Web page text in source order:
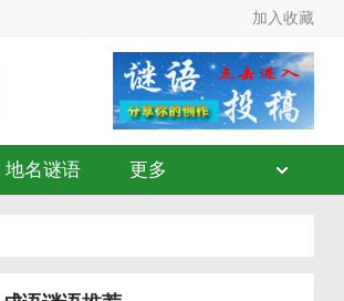
加入收藏
地名谜语 更多